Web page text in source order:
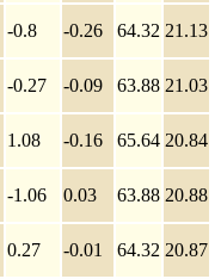
-0.8 -0.26 64.32 21.13
-0.27 -0.09 63.88 21.03
1.08 -0.16 65.64 20.84
-1.06 0.03 63.88 20.88
0.27 -0.01 64.32 20.87